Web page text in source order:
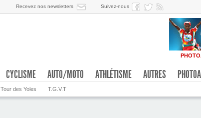
Recevez nos newsletters Suivez-nous
Tour des Yoles T.G.V.T
CYCLISME AUTO/MOTO ATHLÉTISME AUTRES